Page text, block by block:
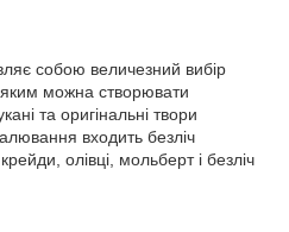
собою величезний вибір
яким можна створювати
та оригінальні твори
входить безліч
олівці, мольберт і безліч